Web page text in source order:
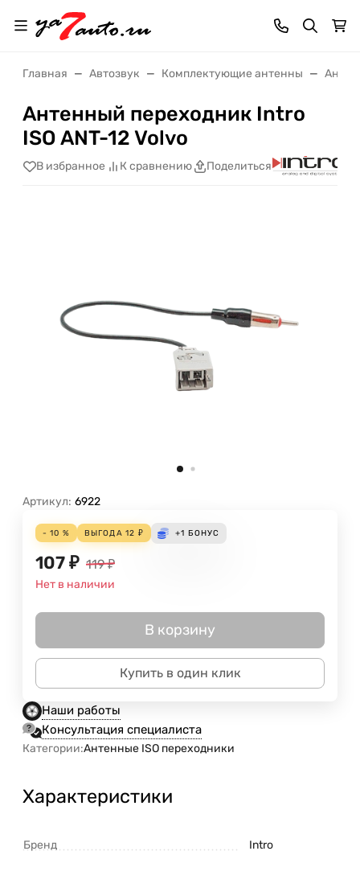
Главная Автозвук Комплектующие антенны
Антенный переходник Intro
ISO ANT-12 Volvo
В избранное К сравнению Поделиться
Артикул: 6922
- 10 % ВЫГОДА 12 ₽ +1 БОНУС
107 ₽ 119 ₽
Нет в наличии
В корзину
Купить в один клик
Наши работы
Консультация специалиста
Категории:Антенные ISO переходники
Характеристики
Бренд Intro